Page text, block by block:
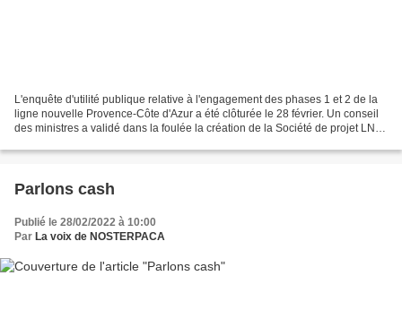
L'enquête d'utilité publique relative à l'engagement des phases 1 et 2 de la
ligne nouvelle Provence-Côte d'Azur a été clôturée le 28 février. Un conseil
des ministres a validé dans la foulée la création de la Société de projet LN
Parlons cash
Publié le 28/02/2022 à 10:00
Par La voix de NOSTERPACA